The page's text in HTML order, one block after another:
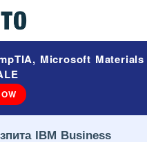
Microsoft Materials
IBM Business